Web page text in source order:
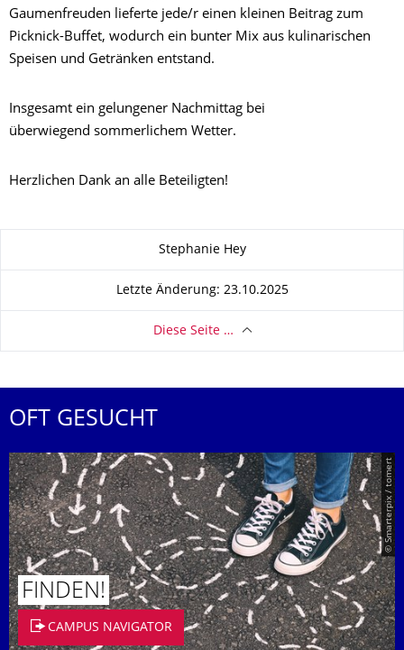
Gaumenfreuden lieferte jede/r einen kleinen Beitrag zum
Picknick-Buffet, wodurch ein bunter Mix aus kulinarischen
Speisen und Getränken entstand.
Insgesamt ein gelungener Nachmittag bei
überwiegend sommerlichem Wetter.
Herzlichen Dank an alle Beteiligten!
Stephanie Hey
Letzte Änderung: 23.10.2025
Diese Seite …
OFT GESUCHT
© Smarterpix / tomert
FINDEN!
CAMPUS NAVIGATOR